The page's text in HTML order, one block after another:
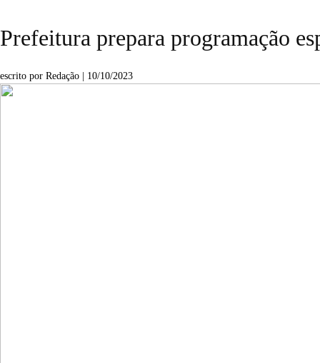
Prefeitura prepara programação
escrito por Redação 10/10/2023